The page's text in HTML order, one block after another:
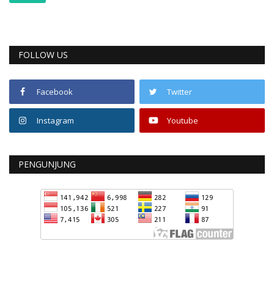
FOLLOW US
Facebook Twitter
Instagram Youtube
PENGUNJUNG